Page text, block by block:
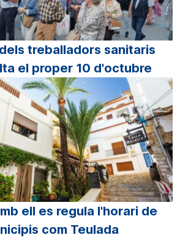
treballadors sanitaris
el proper 10 d'octubre
ell es regula l'horari de
com Teulada